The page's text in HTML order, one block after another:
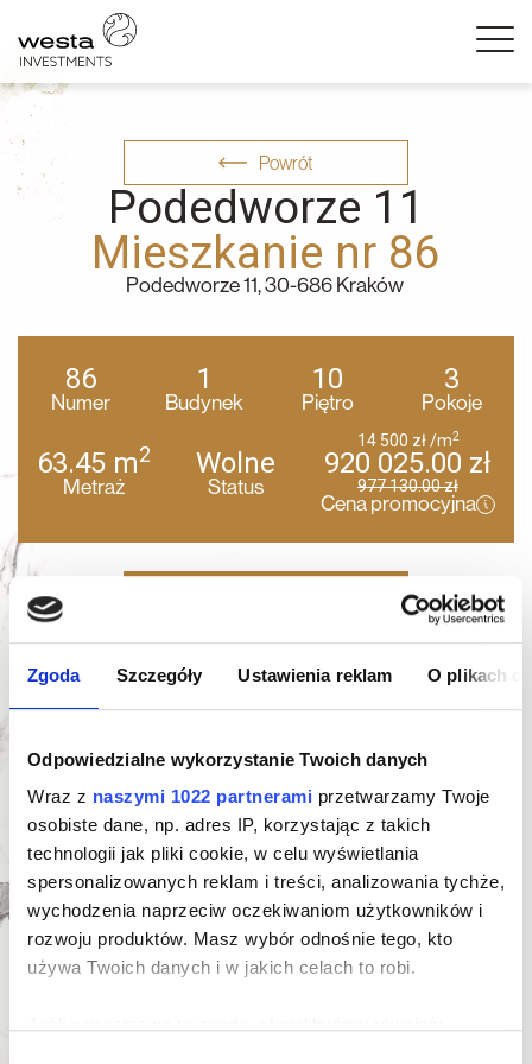
Zgoda Szczegóły Ustawienia reklam O plikach
Odpowiedzialne wykorzystanie Twoich danych
Wraz z naszymi 1022 partnerami przetwarzamy Twoje
osobiste dane, np. adres IP, korzystając z takich
technologii jak pliki cookie, w celu wyświetlania
spersonalizowanych reklam i treści, analizowania tychże,
wychodzenia naprzeciw oczekiwaniom użytkowników i
rozwoju produktów. Masz wybór odnośnie tego, kto
używa Twoich danych i w jakich celach to robi.
Powrót
Podedworze 11
Mieszkanie nr 86
Podedworze 11, 30-686 Kraków
Numer
86
Budynek
1
Piętro
10
Pokoje
3
Metraż
63.45 m2
Status
Wolne
Cena promocyjna
14 500 zł/m2
920 025.00 zł
977 130.00zł
Karta mieszkania
Zapytaj o ofertę indywidualną